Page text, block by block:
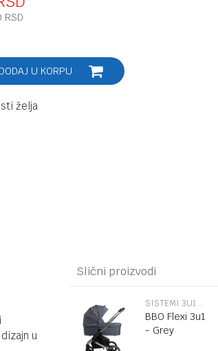
RSD
DODAJ U KORPU
želja
u
Slični proizvodi
SISTEMI 3U1 I 2U1
BBO Flexi 3u1
- Grey